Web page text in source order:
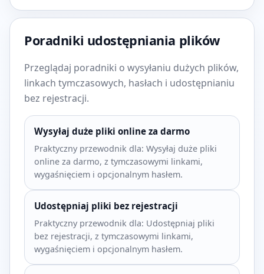
Poradniki udostępniania plików
Przeglądaj poradniki o wysyłaniu dużych plików,
linkach tymczasowych, hasłach i udostępnianiu
bez rejestracji.
Wysyłaj duże pliki online za darmo
Praktyczny przewodnik dla: Wysyłaj duże pliki
online za darmo, z tymczasowymi linkami,
wygaśnięciem i opcjonalnym hasłem.
Udostępniaj pliki bez rejestracji
Praktyczny przewodnik dla: Udostępniaj pliki
bez rejestracji, z tymczasowymi linkami,
wygaśnięciem i opcjonalnym hasłem.